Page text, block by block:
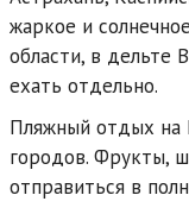
жаркое и
области, в дельте
ехать отдельно.
Пляжный отдых на
городов. Фрукты,
отправиться в